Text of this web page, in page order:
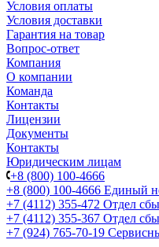
Условия оплаты
Условия доставки
Гарантия на товар
Вопрос-ответ
Компания
О компании
Команда
Контакты
Лицензии
Документы
Контакты
Юридическим лицам
+8 (800) 100-4666
+8 (800) 100-4666 Единый
+7 (4112) 355-472 Отдел
+7 (4112) 355-367 Отдел
+7 (924) 765-70-19